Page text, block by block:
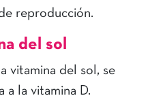
reproducción.
del sol
vitamina del sol, se
a la vitamina D.